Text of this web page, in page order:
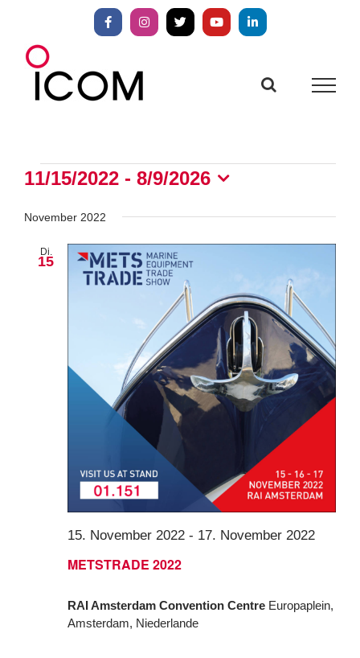
springen
FacebookInstagram
X YouTubeLinkedIn
Veranstaltungen
11/15/2022 - 8/9/2026
wählen.
November 2022
Di.
15
METSTRADE 2022
15. November 2022 - 17. November 2022
RAI Amsterdam Convention Centre Europaplein,
Amsterdam, Niederlande